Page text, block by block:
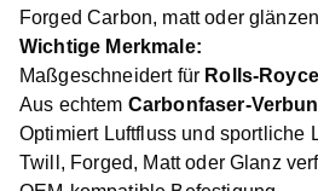
Forged Carbon, matt oder
Wichtige Merkmale:
Maßgeschneidert für Rolls-
Aus echtem Carbonfaser-
Optimiert Luftfluss und sportliche
Twill, Forged, Matt oder Glanz